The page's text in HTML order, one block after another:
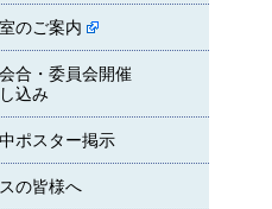
のご案内
合・委員会開催
込み
ポスター掲示
の皆様へ